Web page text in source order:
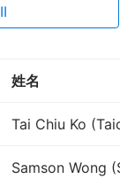
姓名
Tai Chiu Ko
Samson Wong